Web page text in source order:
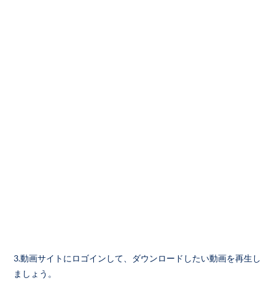
3.動画サイトにロゴインして、ダウンロードしたい動画を再生し
ましょう。